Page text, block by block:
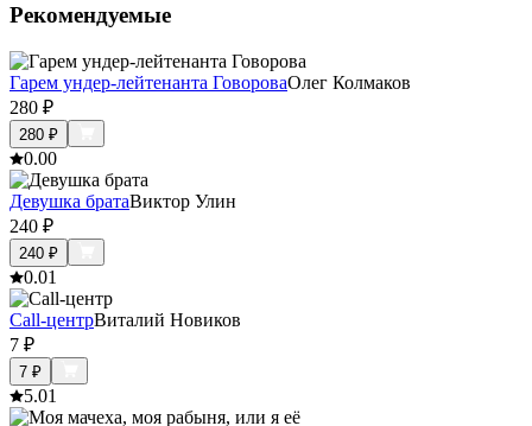
Рекомендуемые
Гарем ундер-лейтенанта ГовороваОлег Колмаков
280 ₽
280 ₽
0.00
Девушка братаВиктор Улин
240 ₽
240 ₽
0.01
Call-центрВиталий Новиков
7 ₽
7 ₽
5.01